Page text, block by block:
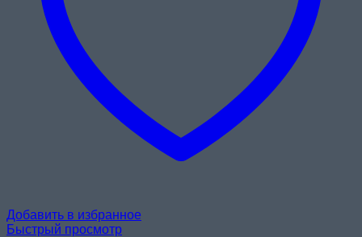
Добавить в избранное
Быстрый просмотр